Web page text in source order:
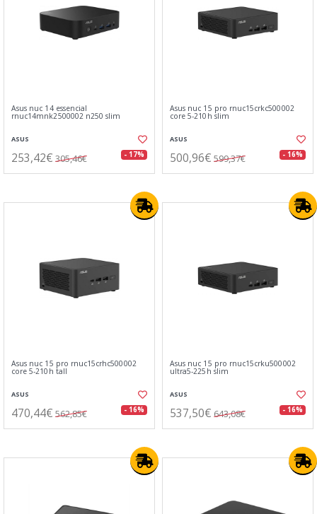
Asus nuc 14 essencial
rnuc14mnk2500002 n250 slim
ASUS
253,42€ 305,46€ - 17%
Asus nuc 15 pro rnuc15crkc500002
core 5-210h slim
ASUS
500,96€ 599,37€ - 16%
Asus nuc 15 pro rnuc15crhc500002
core 5-210h tall
ASUS
470,44€ 562,85€ - 16%
Asus nuc 15 pro rnuc15crku500002
ultra5-225h slim
ASUS
537,50€ 643,08€ - 16%